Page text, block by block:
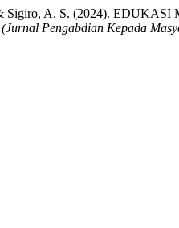
& Sigiro, A. S. (2024).
Pengabdian Kepada